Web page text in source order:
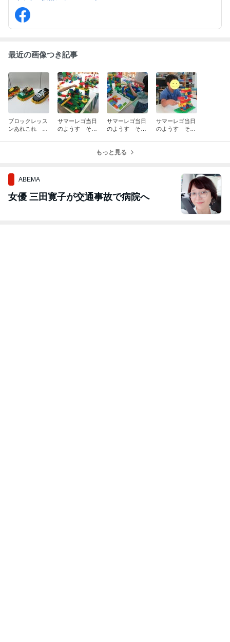
最近の画像つき記事
ブロックレッス
ンあれこれ ♪
サマーレゴ当日
のようす その
サマーレゴ当日
のようす その
サマーレゴ当日
のようす その
もっと見る
ABEMA
女優 三田寛子が交通事故で病院へ